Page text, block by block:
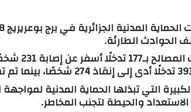
الحوادث الطارئة.
التي تبذلها الحماية المدنية
والحيطة لتجنب المخاطر.